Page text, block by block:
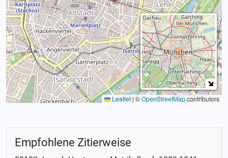
Leaflet|©OpenStreetMapcontributors
Empfohlene Zitierweise